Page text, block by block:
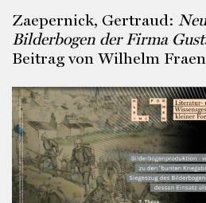
Zaepernick, Gertraud:
Bilderbogen der Firma
Beitrag von Wilhelm